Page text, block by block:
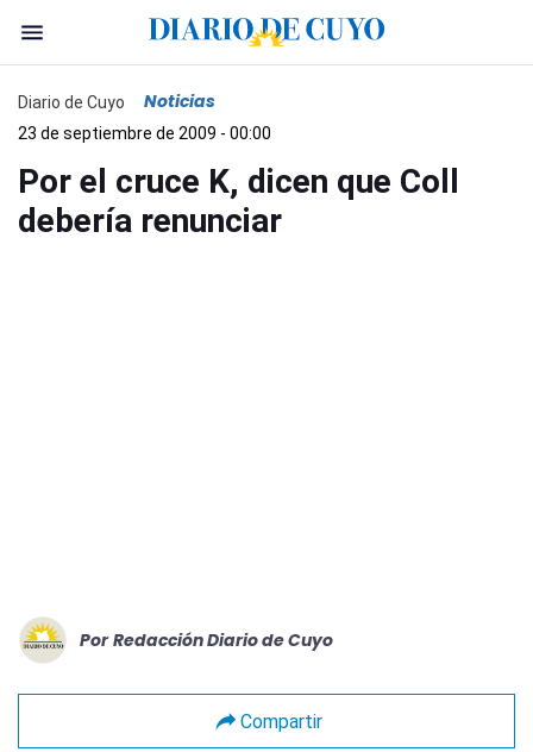
Diario de Cuyo Noticias
23 de septiembre de 2009 - 00:00
Por el cruce K, dicen que Coll
debería renunciar
Por Redacción Diario de Cuyo
Compartir